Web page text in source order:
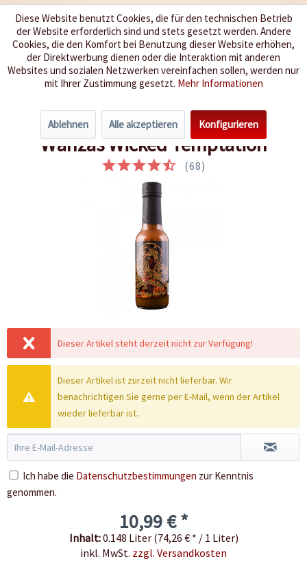
Wir würzen Ihr Leben
Menü
Übersicht Extrem Scharf 9-10
Wanzas Wicked Temptation
(68)
Dieser Artikel steht derzeit nicht zur Verfügung!
Dieser Artikel ist zurzeit nicht lieferbar. Wir
benachrichtigen Sie gerne per E-Mail, wenn der Artikel
wieder lieferbar ist.
Ich habe die Datenschutzbestimmungen zur Kenntnis
genommen.
10,99 € *
Inhalt:0.148 Liter (74,26 € * / 1 Liter)
inkl. MwSt. zzgl. Versandkosten
Diese Website benutzt Cookies, die für den technischen Betrieb
der Website erforderlich sind und stets gesetzt werden. Andere
Cookies, die den Komfort bei Benutzung dieser Website erhöhen,
der Direktwerbung dienen oder die Interaktion mit anderen
Websites und sozialen Netzwerken vereinfachen sollen, werden nur
mit Ihrer Zustimmung gesetzt. Mehr Informationen
Ablehnen Alle akzeptieren Konfigurieren